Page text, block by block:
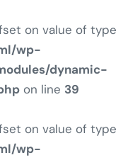
on value of type
wp-
dynamic-
on line 39
on value of type
wp-